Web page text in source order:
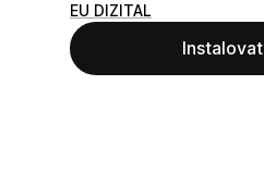
EU DIZITAL
Instalovat